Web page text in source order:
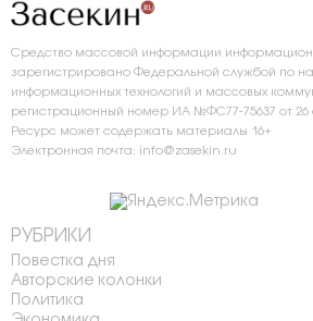
Средство массовой информации
зарегистрировано Федеральной службой по
информационных технологий и массовых
регистрационный номер ИА №ФС77-75637 от 26
Ресурс может содержать материалы 16+
Электронная почта: info@zasekin.ru
РУБРИКИ
Повестка дня
Авторские колонки
Политика